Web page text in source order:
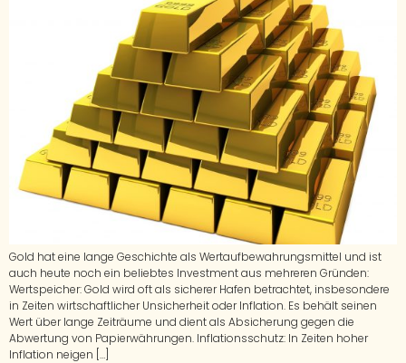
Gold hat eine lange Geschichte als Wertaufbewahrungsmittel und ist
auch heute noch ein beliebtes Investment aus mehreren Gründen:
Wertspeicher: Gold wird oft als sicherer Hafen betrachtet, insbesondere
in Zeiten wirtschaftlicher Unsicherheit oder Inflation. Es behält seinen
Wert über lange Zeiträume und dient als Absicherung gegen die
Abwertung von Papierwährungen. Inflationsschutz: In Zeiten hoher
Inflation neigen […]